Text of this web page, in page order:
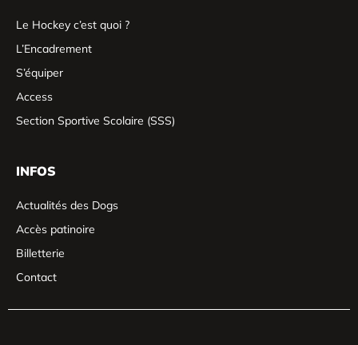
Le Hockey c’est quoi ?
L’Encadrement
S’équiper
Access
Section Sportive Scolaire (SSS)
INFOS
Actualités des Dogs
Accès patinoire
Billetterie
Contact